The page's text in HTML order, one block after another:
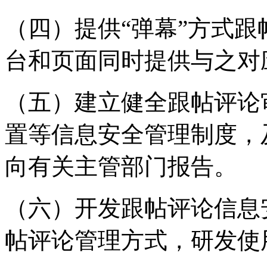
（四）提供“弹幕”方式
台和页面同时提供与之
（五）建立健全跟帖评
置等信息安全管理制度
向有关主管部门报告。
（六）开发跟帖评论信
帖评论管理方式，研发